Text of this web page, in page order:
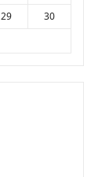
29
30